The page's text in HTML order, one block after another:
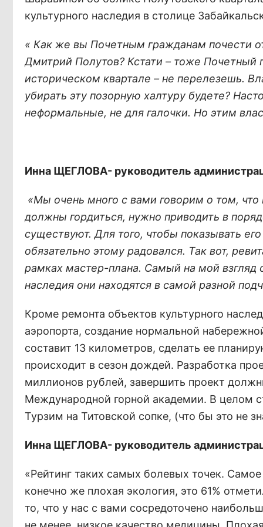
культурного наследия в столице
« Как же вы Почетным гражданам почести
Дмитрий Полутов? Кстати – тоже Почетный
историческом квартале – не перелезешь.
убирать эту позорную халтуру будете?
неформальные, не для галочки. Но этим
Инна ЩЕГЛОВА- руководитель
«Мы очень много с вами говорим о том,
должны гордиться, нужно приводить в
существуют. Для того, чтобы показывать
обязательно этому радовался. Так вот,
рамках мастер-плана. Самый на мой взгляд
наследия они находятся в самой разной
Кроме ремонта объектов культурного
аэропорта, создание нормальной
составит 13 километров, сделать ее
происходит в сезон дождей. Разработка
миллионов рублей, завершить проект
Международной горной академии. В целом
Турзим на Титовской сопке, (что бы это не
Инна ЩЕГЛОВА- руководитель
«Рейтинг таких самых болевых точек.
конечно же плохая экология, это 61%
то, что у нас с вами сосредоточено